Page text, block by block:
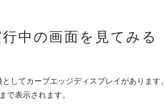
中の画面を見てみる
してカーブエッジディスプレイがあります。
で表示されます。